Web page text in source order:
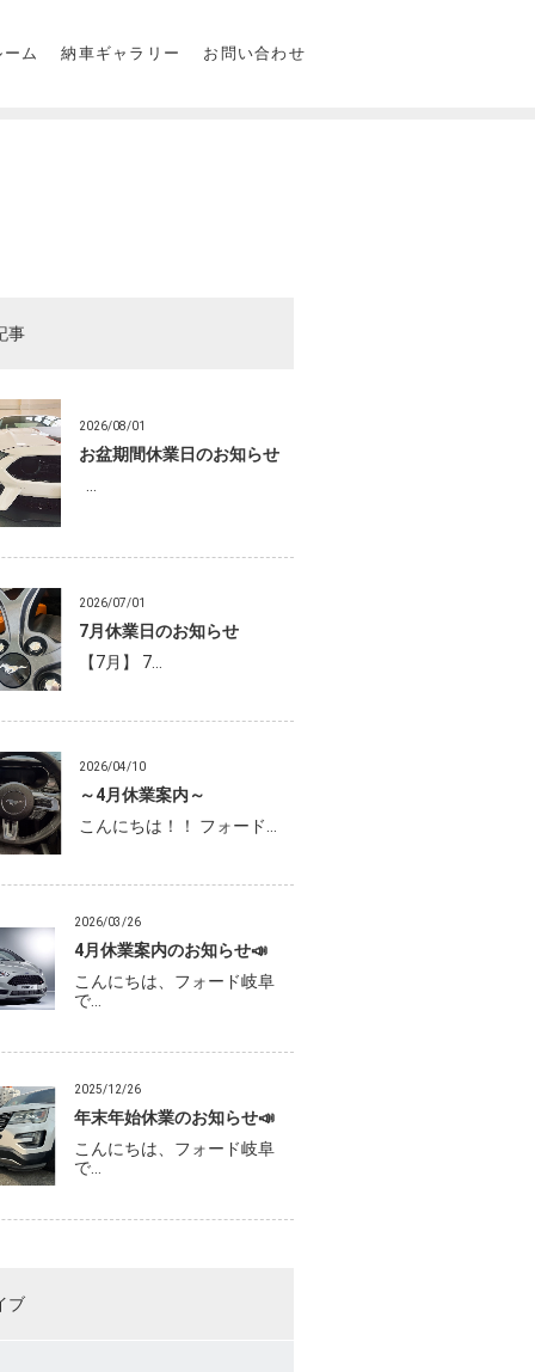
ム 納車ギャラリー お問い合わせ
事
2026/08/01
お盆期間休業日のお知らせ
2026/07/01
7月休業日のお知らせ
【7月】 7…
2026/04/10
～4月休業案内～
こんにちは！！ フォード…
2026/03/26
4月休業案内のお知らせ📣
こんにちは、フォード岐阜
で…
2025/12/26
年末年始休業のお知らせ📣
こんにちは、フォード岐阜
で…
ブ